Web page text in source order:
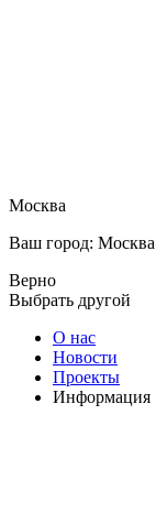
Москва
Ваш город: Москва
Верно
Выбрать другой
О нас
Новости
Проекты
Информация